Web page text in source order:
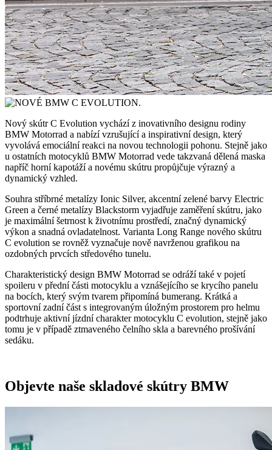
Nový skútr C Evolution vychází z inovativního designu rodiny
BMW Motorrad a nabízí vzrušující a inspirativní design, který
vyvolává emociální reakci na novou technologii pohonu. Stejně jako
u ostatních motocyklů BMW Motorrad vede takzvaná dělená maska
napříč horní kapotáží a novému skútru propůjčuje výrazný a
dynamický vzhled.
Souhra stříbrné metalízy Ionic Silver, akcentní zelené barvy Electric
Green a černé metalízy Blackstorm vyjadřuje zaměření skútru, jako
je maximální šetrnost k životnímu prostředí, značný dynamický
výkon a snadná ovladatelnost. Varianta Long Range nového skútru
C evolution se rovněž vyznačuje nově navrženou grafikou na
ozdobných prvcích středového tunelu.
Charakteristický design BMW Motorrad se odráží také v pojetí
spoileru v přední části motocyklu a vznášejícího se krycího panelu
na bocích, který svým tvarem připomíná bumerang. Krátká a
sportovní zadní část s integrovaným úložným prostorem pro helmu
podtrhuje aktivní jízdní charakter motocyklu C evolution, stejně jako
tomu je v případě ztmaveného čelního skla a barevného prošívání
sedáku.
Objevte naše skladové skútry BMW